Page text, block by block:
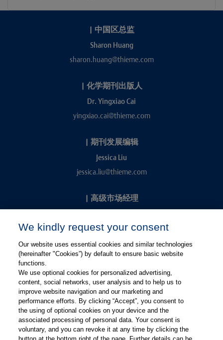
| 中国区总监
Sharon Huang
sharon.huang@thieme.com
| 化学期刊出版人
Dr. Yingxiao Cai
yingxiao.cai@thieme.com
| 期刊发展编辑
Jessica Liu
jessica.liu@thieme.com
| 高级市场经理
kevin.chang@thieme.com
关注微博
关注微信
有关Thieme图书翻译及版权业务，请联系：rights@thieme.de
We kindly request your consent
Our website uses essential cookies and similar technologies
(hereinafter "Cookies”) by default to ensure basic website
functions.
We use optional cookies for personalized advertising,
content, social networks, user analysis and to help us to
improve website navigation and our marketing and
performance efforts. By clicking “Accept”, you consent to
the using of optional cookies on your device and the
associated processing of personal data. Your consent is
voluntary, and you can revoke it at any time by clicking the